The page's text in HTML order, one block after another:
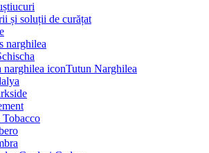
și soluții de curățat
narghilea
Tutun Narghilea
Tobacco